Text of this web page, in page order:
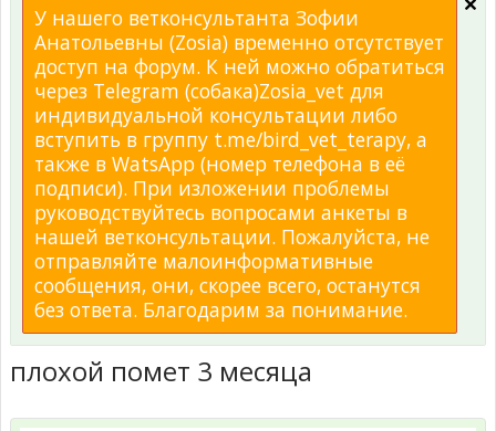
У нашего ветконсультанта Зофии
Анатольевны (Zosia) временно отсутствует
доступ на форум. К ней можно обратиться
через Telegram (собака)Zosia_vet для
индивидуальной консультации либо
вступить в группу t.me/bird_vet_terapy, а
также в WatsApp (номер телефона в её
подписи). При изложении проблемы
руководствуйтесь вопросами анкеты в
нашей ветконсультации. Пожалуйста, не
отправляйте малоинформативные
сообщения, они, скорее всего, останутся
без ответа. Благодарим за понимание.
плохой помет 3 месяца